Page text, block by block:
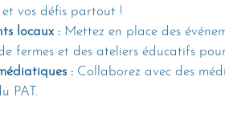
et vos défis partout !
locaux : Mettez en place des
fermes et des ateliers éducatifs
: Collaborez avec des
PAT.